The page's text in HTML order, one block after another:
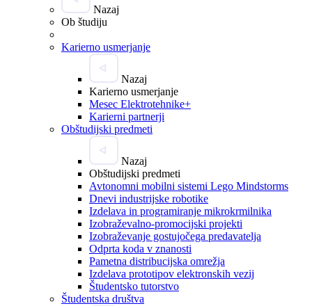
Nazaj
Ob študiju
Karierno usmerjanje
Nazaj
Karierno usmerjanje
Mesec Elektrotehnike+
Karierni partnerji
Obštudijski predmeti
Nazaj
Obštudijski predmeti
Avtonomni mobilni sistemi Lego Mindstorms
Dnevi industrijske robotike
Izdelava in programiranje mikrokrmilnika
Izobraževalno-promocijski projekti
Izobraževanje gostujočega predavatelja
Odprta koda v znanosti
Pametna distribucijska omrežja
Izdelava prototipov elektronskih vezij
Študentsko tutorstvo
Študentska društva